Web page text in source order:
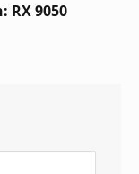
RX 9050